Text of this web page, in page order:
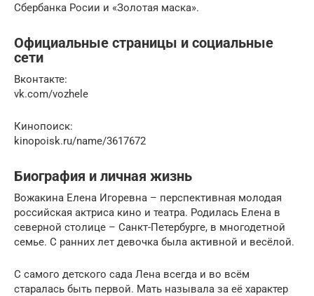
Сбербанка Росии и «Золотая маска».
Официальные страницы и социальные
сети
Вконтакте:
vk.com/vozhele
Кинопоиск:
kinopoisk.ru/name/3617672
Биография и личная жизнь
Вожакина Елена Игоревна – перспективная молодая
российская актриса кино и театра. Родилась Елена в
северной столице – Санкт-Петербурге, в многодетной
семье. С ранних лет девочка была активной и весёлой.
С самого детского сада Лена всегда и во всём
старалась быть первой. Мать называла за её характер